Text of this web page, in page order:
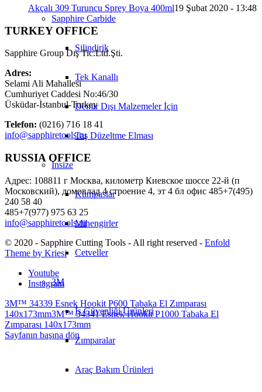
Sapphire Carbide
Silindirik
Tek Kanallı
Demir Dışı Malzemeler İçin
Taş Düzeltme Elması
Insize
Kumpaslar
Mihengirler
Cetveller
3M
İş Güvenliği Ürünleri
Zımparalar
Araç Bakım Ürünleri
Akçalı 309 Turuncu Sprey Boya 400ml19 Şubat 2020 - 13:48
TURKEY OFFICE
Sapphire Group Dış Tic.Ltd.Şti.
Adres:
Selami Ali Mahallesi
Cumhuriyet Caddesi No:46/30
Üsküdar-İstanbul-Turkey
Telefon: (0216) 716 18 41
info@sapphiretools.ru
RUSSIA OFFICE
Адрес: 108811 г Москва, километр Киевское шоссе 22-й (п
Московский), домовлад 4 строение 4, эт 4 бл офис 485+7(495)
240 58 40
485+7(977) 975 63 25
info@sapphiretools.ru
© 2020 - Sapphire Cutting Tools - All right reserved - Enfold
Theme by Kriesi
Youtube
Instagram
3M™ 34339 Esnek Hookit P600 Tabaka El Zımparası
140x173mm3M™ 34341 Esnek Hookit P1000 Tabaka El
Zımparası 140x173mm
Sayfanın başına dön